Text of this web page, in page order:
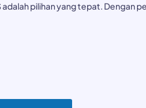
pilihan yang tepat. Dengan